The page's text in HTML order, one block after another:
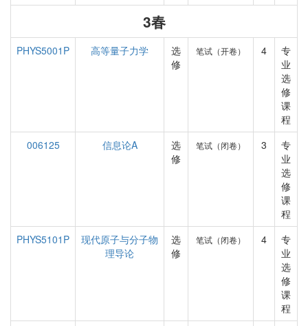
3春
PHYS5001P 高等量子力学
选
修
笔试（开卷） 4
专
业
选
修
课
程
006125
信息论A
选
修
笔试（闭卷） 3
专
业
选
修
课
程
PHYS5101P
现代原子与分子物
理导论
选
修
笔试（闭卷） 4
专
业
选
修
课
程